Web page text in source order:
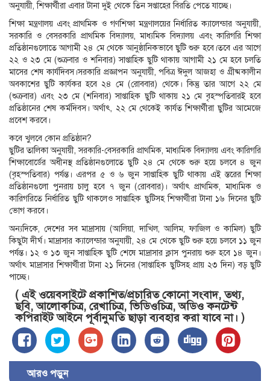
অনুযায়ী, শিক্ষার্থীরা এবার টানা দুই থেকে তিন সপ্তাহের বিরতি পেতে যাচ্ছে।
শিক্ষা মন্ত্রণালয় এবং প্রাথমিক ও গণশিক্ষা মন্ত্রণালয়ের নির্ধারিত ক্যালেন্ডার অনুযায়ী,
সরকারি ও বেসরকারি প্রাথমিক বিদ্যালয়, মাধ্যমিক বিদ্যালয় এবং কারিগরি শিক্ষা
প্রতিষ্ঠানগুলোতে আগামী ২৪ মে থেকে আনুষ্ঠানিকভাবে ছুটি শুরু হবে।তবে এর আগে
২২ ও ২৩ মে (শুক্রবার ও শনিবার) সাপ্তাহিক ছুটি থাকায় আগামী ২১ মে হবে চলতি
মাসের শেষ কার্যদিবস।সরকারি প্রজ্ঞাপন অনুযায়ী, পবিত্র ঈদুল আজহা ও গ্রীষ্মকালীন
অবকাশের ছুটি কার্যকর হবে ২৪ মে (রোববার) থেকে। কিন্তু তার আগে ২২ মে
(শুক্রবার) এবং ২৩ মে (শনিবার) সাপ্তাহিক ছুটি থাকায় ২১ মে বৃহস্পতিবারই হবে
প্রতিষ্ঠানের শেষ কর্মদিবস। অর্থাৎ, ২২ মে থেকেই কার্যত শিক্ষার্থীরা ছুটির আমেজে
প্রবেশ করবে।
কবে খুলবে কোন প্রতিষ্ঠান?
ছুটির তালিকা অনুযায়ী, সরকারি-বেসরকারি প্রাথমিক, মাধ্যমিক বিদ্যালয় এবং কারিগরি
শিক্ষাবোর্ডের অধীনস্থ প্রতিষ্ঠানগুলোতে ছুটি ২৪ মে থেকে শুরু হয়ে চলবে ৪ জুন
(বৃহস্পতিবার) পর্যন্ত। এরপর ৫ ও ৬ জুন সাপ্তাহিক ছুটি থাকায় এই স্তরের শিক্ষা
প্রতিষ্ঠানগুলো পুনরায় চালু হবে ৭ জুন (রোববার)। অর্থাৎ প্রাথমিক, মাধ্যমিক ও
কারিগরিতে নির্ধারিত ছুটি থাকলেও সাপ্তাহিক ছুটিসহ শিক্ষার্থীরা টানা ১৬ দিনের ছুটি
ভোগ করবে।
অন্যদিকে, দেশের সব মাদ্রাসায় (আলিয়া, দাখিল, আলিম, ফাজিল ও কামিল) ছুটি
কিছুটা দীর্ঘ। মাদ্রাসার ক্যালেন্ডার অনুযায়ী, ২৪ মে থেকে ছুটি শুরু হয়ে চলবে ১১ জুন
পর্যন্ত। ১২ ও ১৩ জুন সাপ্তাহিক ছুটি শেষে মাদ্রাসার ক্লাস পুনরায় শুরু হবে ১৪ জুন।
অর্থাৎ মাদ্রাসার শিক্ষার্থীরা টানা ২১ দিনের (সাপ্তাহিক ছুটিসহ প্রায় ২৩ দিন) বড় ছুটি
পাচ্ছে।
( এই ওয়েবসাইটে প্রকাশিত/প্রচারিত কোনো সংবাদ, তথ্য,
ছবি, আলোকচিত্র, রেখাচিত্র, ভিডিওচিত্র, অডিও কনটেন্ট
কপিরাইট আইনে পূর্বানুমতি ছাড়া ব্যবহার করা যাবে না। )
আরও পড়ুন